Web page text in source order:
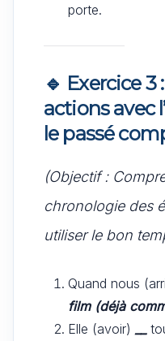
porte.
🔹 Exercice 3
actions avec
le passé
(Objectif :
chronologie des
utiliser le bon
Quand nous
film (déjà
Elle (avoir)